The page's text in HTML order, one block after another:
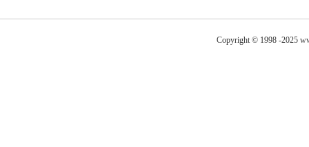
Copyright © 1998 -2025